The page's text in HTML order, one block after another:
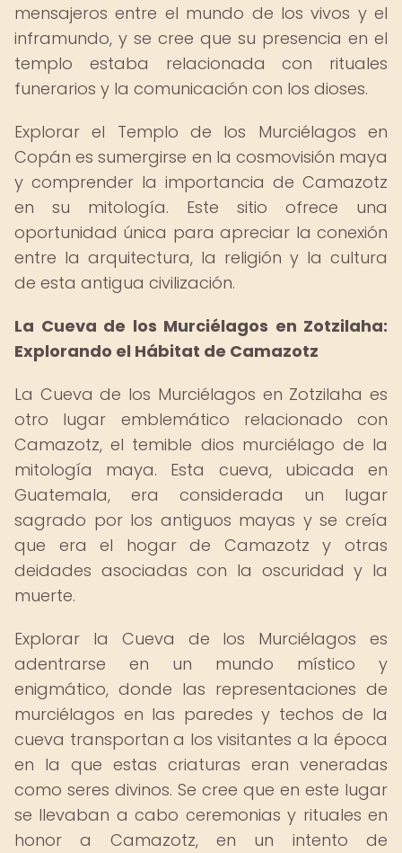
mensajeros entre el mundo de los vivos y el
inframundo, y se cree que su presencia en el
templo estaba relacionada con rituales
funerarios y la comunicación con los dioses.
Explorar el Templo de los Murciélagos en
Copán es sumergirse en la cosmovisión maya
y comprender la importancia de Camazotz
en su mitología. Este sitio ofrece una
oportunidad única para apreciar la conexión
entre la arquitectura, la religión y la cultura
de esta antigua civilización.
La Cueva de los Murciélagos en Zotzilaha:
Explorando el Hábitat de Camazotz
La Cueva de los Murciélagos en Zotzilaha es
otro lugar emblemático relacionado con
Camazotz, el temible dios murciélago de la
mitología maya. Esta cueva, ubicada en
Guatemala, era considerada un lugar
sagrado por los antiguos mayas y se creía
que era el hogar de Camazotz y otras
deidades asociadas con la oscuridad y la
muerte.
Explorar la Cueva de los Murciélagos es
adentrarse en un mundo místico y
enigmático, donde las representaciones de
murciélagos en las paredes y techos de la
cueva transportan a los visitantes a la época
en la que estas criaturas eran veneradas
como seres divinos. Se cree que en este lugar
se llevaban a cabo ceremonias y rituales en
honor a Camazotz, en un intento de